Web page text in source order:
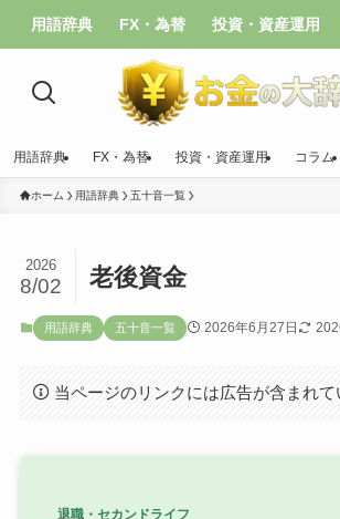
用語辞典 FX・為替 投資・資産運用
用語辞典 FX・為替 投資・資産運用 コラム
ホーム 用語辞典 五十音一覧
老後資金
2026
8/02
用語辞典 五十音一覧 2026年6月27日
当ページのリンクには広告が含まれて